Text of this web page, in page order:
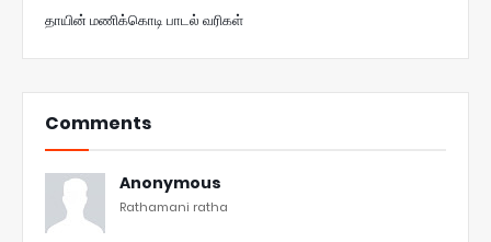
தாயின் மணிக்கொடி பாடல் வரிகள்
Comments
Anonymous
Rathamani ratha